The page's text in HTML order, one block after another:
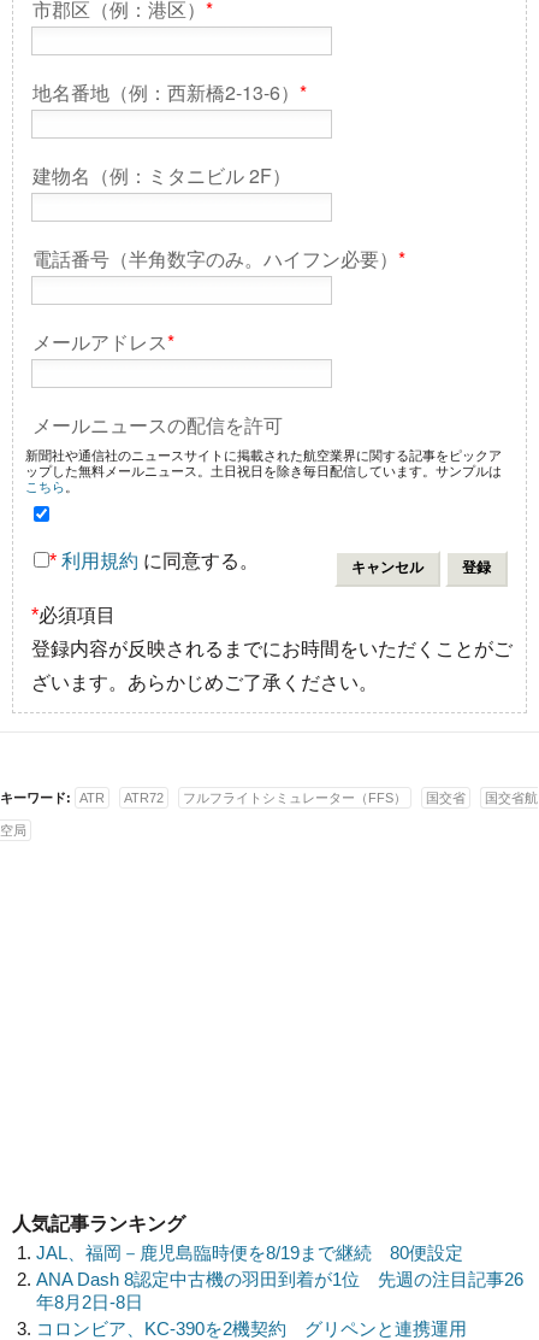
市郡区（例：港区） *
地名番地（例：西新橋2-13-6） *
建物名（例：ミタニビル 2F）
電話番号（半角数字のみ。ハイフン必要） *
メールアドレス*
メールニュースの配信を許可
新聞社や通信社のニュースサイトに掲載された航空業界に関する記事をピックア
ップした無料メールニュース。土日祝日を除き毎日配信しています。サンプルは
こちら
* 利用規約 に同意する。
*必須項目
登録内容が反映されるまでにお時間をいただくことがご
ざいます。あらかじめご了承ください。
キーワード: ATR ATR72 フルフライトシミュレーター（FFS） 国交省 国交省航
空局
人気記事ランキング
JAL、福岡－鹿児島臨時便を8/19まで継続 80便設定
ANA Dash 8認定中古機の羽田到着が1位 先週の注目記事26
年8月2日-8日
コロンビア、KC-390を2機契約 グリペンと連携運用